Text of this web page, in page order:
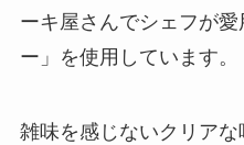
ーキ屋さんでシェフが
ー」を使用しています。
雑味を感じないクリアな